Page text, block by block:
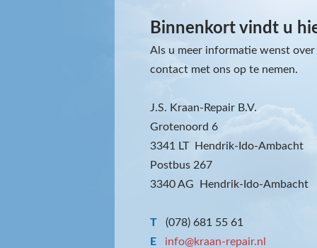
Binnenkort vindt u
Als u meer informatie wenst
contact met ons op te nemen.
J.S. Kraan-Repair B.V.
Grotenoord 6
3341 LT Hendrik-Ido-Ambacht
Postbus 267
3340 AG Hendrik-Ido-Ambacht
T
(078) 681 55 61
E
info@kraan-repair.nl